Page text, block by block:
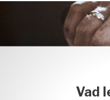
Vad